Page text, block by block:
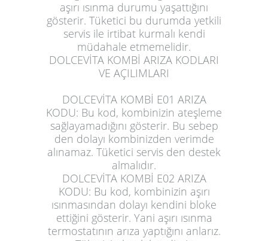
aşırı ısınma durumu yaşattığını
gösterir. Tüketici bu durumda yetkili
servis ile irtibat kurmalı kendi
müdahale etmemelidir.
DOLCEVİTA KOMBİ ARIZA KODLARI
VE AÇILIMLARI
DOLCEVİTA KOMBİ E01 ARIZA
KODU: Bu kod, kombinizin ateşleme
sağlayamadığını gösterir. Bu sebep
den dolayı kombinizden verimde
alınamaz. Tüketici servis den destek
almalıdır.
DOLCEVİTA KOMBİ E02 ARIZA
KODU: Bu kod, kombinizin aşırı
ısınmasından dolayı kendini bloke
ettiğini gösterir. Yani aşırı ısınma
termostatının arıza yaptığını anlarız.